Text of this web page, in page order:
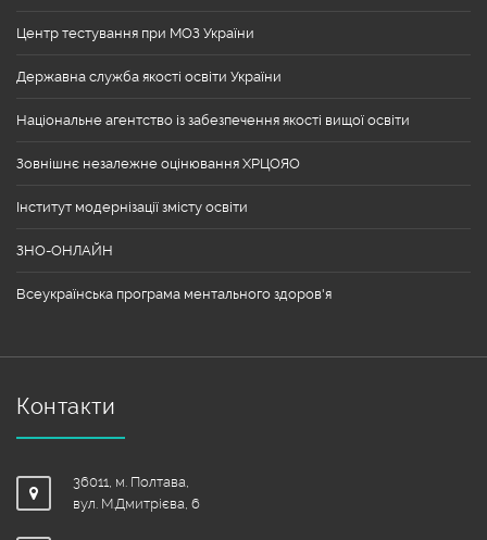
Центр тестування при МОЗ України
Державна служба якості освіти України
Національне агентство із забезпечення якості вищої освіти
Зовнішнє незалежне оцінювання ХРЦОЯО
Інститут модернізації змісту освіти
ЗНО-ОНЛАЙН
Всеукраїнська програма ментального здоров'я
Контакти
36011, м. Полтава,
вул. М.Дмитрієва, 6